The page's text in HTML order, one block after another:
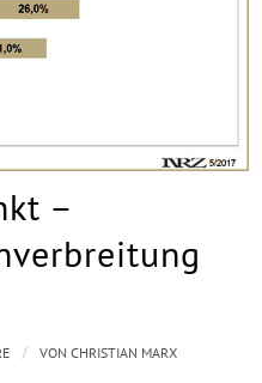
–
/ VONCHRISTIAN MARX